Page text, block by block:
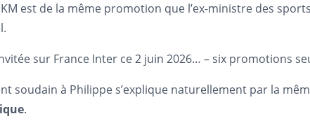
est de la même promotion que l’ex-ministre des
sur France Inter ce 2 juin 2026… – six promotions
soudain à Philippe s’explique naturellement par la
.